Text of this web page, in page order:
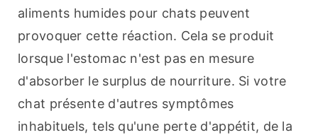
aliments humides pour chats peuvent
provoquer cette réaction. Cela se produit
lorsque l'estomac n'est pas en mesure
d'absorber le surplus de nourriture. Si votre
chat présente d'autres symptômes
inhabituels, tels qu'une perte d'appétit, de la